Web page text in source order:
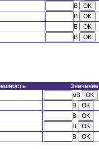
В
В
В
В
Значение
мВ
В
В
В
В